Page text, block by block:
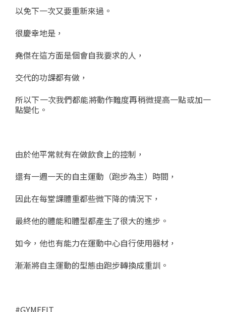
以免下一次又要重新來過。
很慶幸地是，
堯傑在這方面是個會自我要求的人，
交代的功課都有做，
所以下一次我們都能將動作難度再稍微提高一點或加一
點變化。
由於他平常就有在做飲食上的控制，
還有一週一天的自主運動（跑步為主）時間，
因此在每堂課體重都些微下降的情況下，
最終他的體能和體型都產生了很大的進步。
如今，他也有能力在運動中心自行使用器材，
漸漸將自主運動的型態由跑步轉換成重訓。
#GYMEFIT